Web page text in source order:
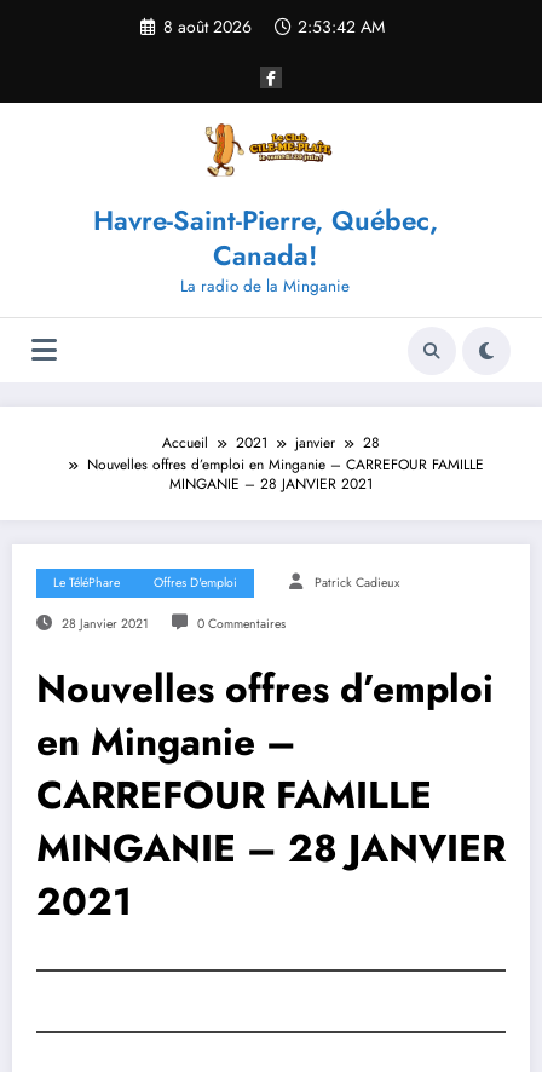
8 août 2026 2:53:42 AM
Havre-Saint-Pierre, Québec,
Canada!
La radio de la Minganie
Accueil 2021 janvier
28
Nouvelles offres d’emploi en Minganie – CARREFOUR FAMILLE
MINGANIE – 28 JANVIER 2021
Le TéléPhare Offres D'emploi Patrick Cadieux
28 Janvier 2021 0 Commentaires
Nouvelles offres d’emploi
en Minganie –
CARREFOUR FAMILLE
MINGANIE – 28 JANVIER
2021